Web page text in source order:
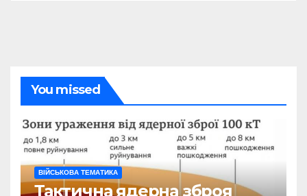
You missed
ВІЙСЬКОВА ТЕМАТИКА
Тактична ядерна зброя